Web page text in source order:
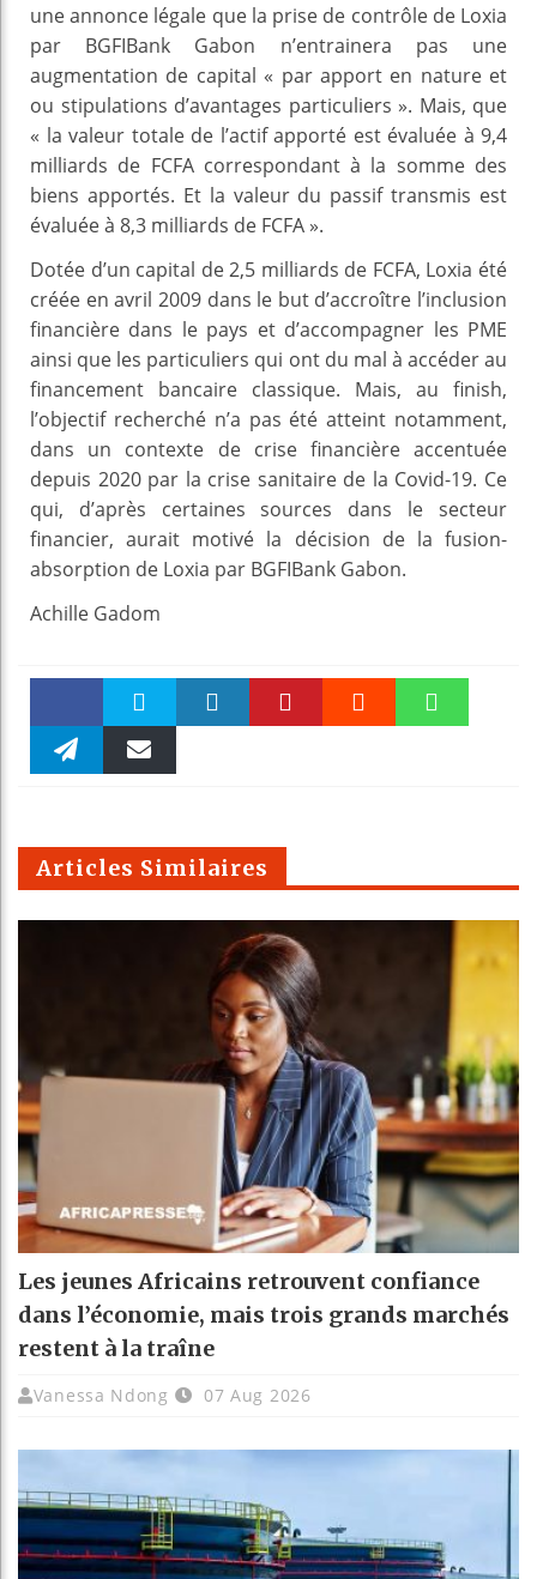
une annonce légale que la prise de contrôle de Loxia
par BGFIBank Gabon n’entrainera pas une
augmentation de capital « par apport en nature et
ou stipulations d’avantages particuliers ». Mais, que
« la valeur totale de l’actif apporté est évaluée à 9,4
milliards de FCFA correspondant à la somme des
biens apportés. Et la valeur du passif transmis est
évaluée à 8,3 milliards de FCFA ».
Dotée d’un capital de 2,5 milliards de FCFA, Loxia été
créée en avril 2009 dans le but d’accroître l’inclusion
financière dans le pays et d’accompagner les PME
ainsi que les particuliers qui ont du mal à accéder au
financement bancaire classique. Mais, au finish,
l’objectif recherché n’a pas été atteint notamment,
dans un contexte de crise financière accentuée
depuis 2020 par la crise sanitaire de la Covid-19. Ce
qui, d’après certaines sources dans le secteur
financier, aurait motivé la décision de la fusion-
absorption de Loxia par BGFIBank Gabon.
Achille Gadom
Faceboo Twitter
m
Articles Similaires
Les jeunes Africains retrouvent confiance
dans l’économie, mais trois grands marchés
restent à la traîne
Vanessa Ndong 07 Aug 2026